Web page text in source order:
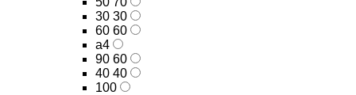
30 30
60 60
а4
90 60
40 40
100